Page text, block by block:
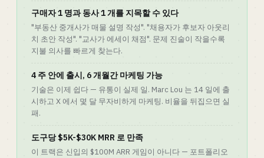
구매자 1 명과 동사 1 개를 지목할 수 있다
"부동산 중개사가 매물 설명 작성". "채용자가 후보자 아웃리
치 초안 작성". "교사가 에세이 채점". 문제 진술이 작을수록
지불 의사를 빠르게 찾는다.
4 주 안에 출시, 6 개월간 마케팅 가능
기술은 이제 쉽다 — 유통이 실제 일. Marc Lou 는 14 일에 출
시하고 X 에서 몇 달 무자비하게 마케팅. 비율을 뒤집으면 실
패.
도구당 $5K-$30K MRR 로 만족
이 트랙은 신입의 $100M ARR 게임이 아니다 — 포트폴리오